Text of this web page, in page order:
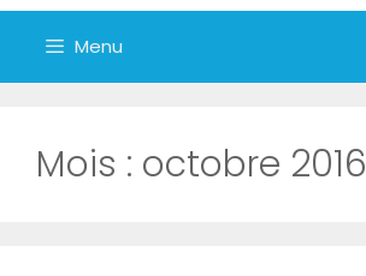
Menu
Mois : octobre 2016